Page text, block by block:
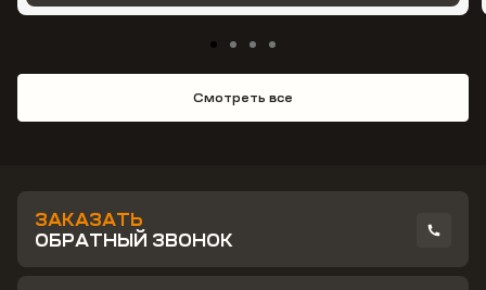
Смотреть все
ЗАКАЗАТЬ
ОБРАТНЫЙ ЗВОНОК